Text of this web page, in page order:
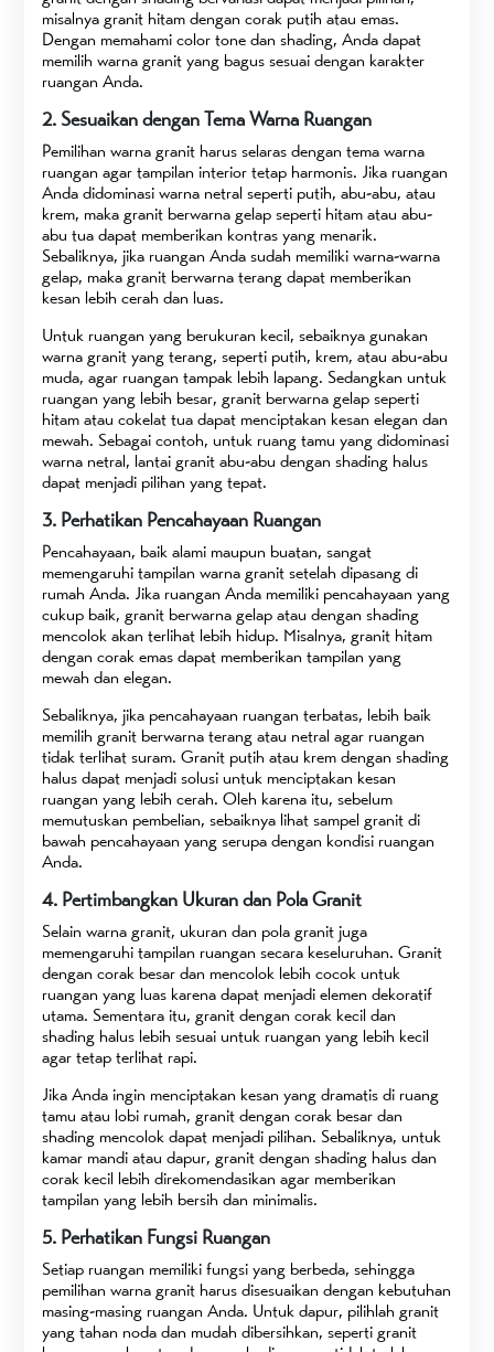
misalnya granit hitam dengan corak putih atau emas.
Dengan memahami color tone dan shading, Anda dapat
memilih warna granit yang bagus sesuai dengan karakter
ruangan Anda.
2. Sesuaikan dengan Tema Warna Ruangan
Pemilihan warna granit harus selaras dengan tema warna
ruangan agar tampilan interior tetap harmonis. Jika ruangan
Anda didominasi warna netral seperti putih, abu-abu, atau
krem, maka granit berwarna gelap seperti hitam atau abu-
abu tua dapat memberikan kontras yang menarik.
Sebaliknya, jika ruangan Anda sudah memiliki warna-warna
gelap, maka granit berwarna terang dapat memberikan
kesan lebih cerah dan luas.
Untuk ruangan yang berukuran kecil, sebaiknya gunakan
warna granit yang terang, seperti putih, krem, atau abu-abu
muda, agar ruangan tampak lebih lapang. Sedangkan untuk
ruangan yang lebih besar, granit berwarna gelap seperti
hitam atau cokelat tua dapat menciptakan kesan elegan dan
mewah. Sebagai contoh, untuk ruang tamu yang didominasi
warna netral, lantai granit abu-abu dengan shading halus
dapat menjadi pilihan yang tepat.
3. Perhatikan Pencahayaan Ruangan
Pencahayaan, baik alami maupun buatan, sangat
memengaruhi tampilan warna granit setelah dipasang di
rumah Anda. Jika ruangan Anda memiliki pencahayaan yang
cukup baik, granit berwarna gelap atau dengan shading
mencolok akan terlihat lebih hidup. Misalnya, granit hitam
dengan corak emas dapat memberikan tampilan yang
mewah dan elegan.
Sebaliknya, jika pencahayaan ruangan terbatas, lebih baik
memilih granit berwarna terang atau netral agar ruangan
tidak terlihat suram. Granit putih atau krem dengan shading
halus dapat menjadi solusi untuk menciptakan kesan
ruangan yang lebih cerah. Oleh karena itu, sebelum
memutuskan pembelian, sebaiknya lihat sampel granit di
bawah pencahayaan yang serupa dengan kondisi ruangan
Anda.
4. Pertimbangkan Ukuran dan Pola Granit
Selain warna granit, ukuran dan pola granit juga
memengaruhi tampilan ruangan secara keseluruhan. Granit
dengan corak besar dan mencolok lebih cocok untuk
ruangan yang luas karena dapat menjadi elemen dekoratif
utama. Sementara itu, granit dengan corak kecil dan
shading halus lebih sesuai untuk ruangan yang lebih kecil
agar tetap terlihat rapi.
Jika Anda ingin menciptakan kesan yang dramatis di ruang
tamu atau lobi rumah, granit dengan corak besar dan
shading mencolok dapat menjadi pilihan. Sebaliknya, untuk
kamar mandi atau dapur, granit dengan shading halus dan
corak kecil lebih direkomendasikan agar memberikan
tampilan yang lebih bersih dan minimalis.
5. Perhatikan Fungsi Ruangan
Setiap ruangan memiliki fungsi yang berbeda, sehingga
pemilihan warna granit harus disesuaikan dengan kebutuhan
masing-masing ruangan Anda. Untuk dapur, pilihlah granit
yang tahan noda dan mudah dibersihkan, seperti granit